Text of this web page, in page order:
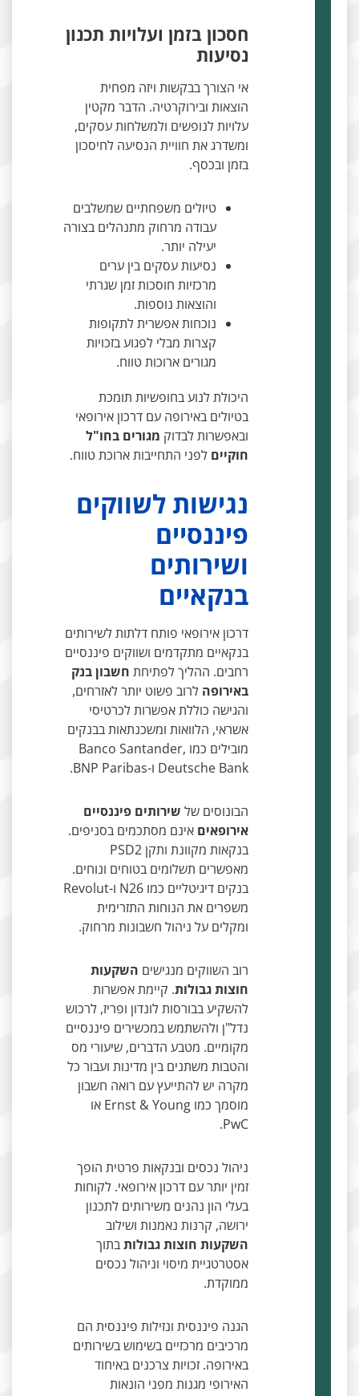
חסכון בזמן ועלויות תכנון
נסיעות
אי הצורך בבקשות ויזה מפחית
הוצאות ובירוקרטיה. הדבר מקטין
עלויות לנופשים ולמשלחות עסקים,
ומשדרג את חוויית הנסיעה לחיסכון
בזמן ובכסף.
טיולים משפחתיים שמשלבים
עבודה מרחוק מתנהלים בצורה
יעילה יותר.
נסיעות עסקים בין ערים
מרכזיות חוסכות זמן שגרתי
והוצאות נוספות.
נוכחות אפשרית לתקופות
קצרות מבלי לפגוע בזכויות
מגורים ארוכות טווח.
היכולת לנוע בחופשיות תומכת
בטיולים באירופה עם דרכון אירופאי
ובאפשרות לבדוקמגורים בחו"ל
לפני התחייבות ארוכת טווח.
נגישות לשווקים
פיננסיים
ושירותים
בנקאיים
דרכון אירופאי פותח דלתות לשירותים
בנקאיים מתקדמים ושווקים פיננסיים
רחבים. ההליך לפתיחתחשבון בנק
באירופהלרוב פשוט יותר לאזרחים,
והגישה כוללת אפשרות לכרטיסי
אשראי, הלוואות ומשכנתאות בבנקים
מובילים כמו Banco Santander,
Deutsche Bank ו-BNP Paribas.
הבונוסים שלשירותים פיננסיים
אירופאיםאינם מסתכמים בסניפים.
בנקאות מקוונת ותקן PSD2
מאפשרים תשלומים בטוחים ונוחים.
בנקים דיגיטליים כמו N26 ו-Revolut
משפרים את הנוחות התזרימית
ומקלים על ניהול חשבונות מרחוק.
רוב השווקים מנגישיםהשקעות
חוצות גבולות. קיימת אפשרות
להשקיע בבורסות לונדון ופריז, לרכוש
נדל"ן ולהשתמש במכשירים פיננסיים
מקומיים. מטבע הדברים, שיעורי מס
והטבות משתנים בין מדינות ועבור כל
מקרה יש להתייעץ עם רואה חשבון
מוסמך כמו Ernst & Young או
ניהול נכסים ובנקאות פרטית הופך
זמין יותר עם דרכון אירופאי. לקוחות
בעלי הון נהנים משירותים לתכנון
ירושה, קרנות נאמנות ושילוב
השקעות חוצות גבולותבתוך
אסטרטגיית מיסוי וניהול נכסים
ממוקדת.
הגנה פיננסית ונזילות פיננסית הם
מרכיבים מרכזיים בשימוש בשירותים
באירופה. זכויות צרכנים באיחוד
האירופי מגנות מפני הונאות